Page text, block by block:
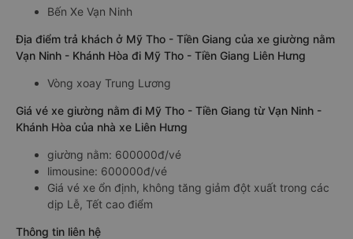
Bến Xe Vạn Ninh
Địa điểm trả khách ở Mỹ Tho - Tiền Giang của xe giường nằm
Vạn Ninh - Khánh Hòa đi Mỹ Tho - Tiền Giang Liên Hưng
Vòng xoay Trung Lương
Giá vé xe giường nằm đi Mỹ Tho - Tiền Giang từ Vạn Ninh -
Khánh Hòa của nhà xe Liên Hưng
giường nằm: 600000đ/vé
limousine: 600000đ/vé
Giá vé xe ổn định, không tăng giảm đột xuất trong các
dịp Lễ, Tết cao điểm
Thông tin liên hệ